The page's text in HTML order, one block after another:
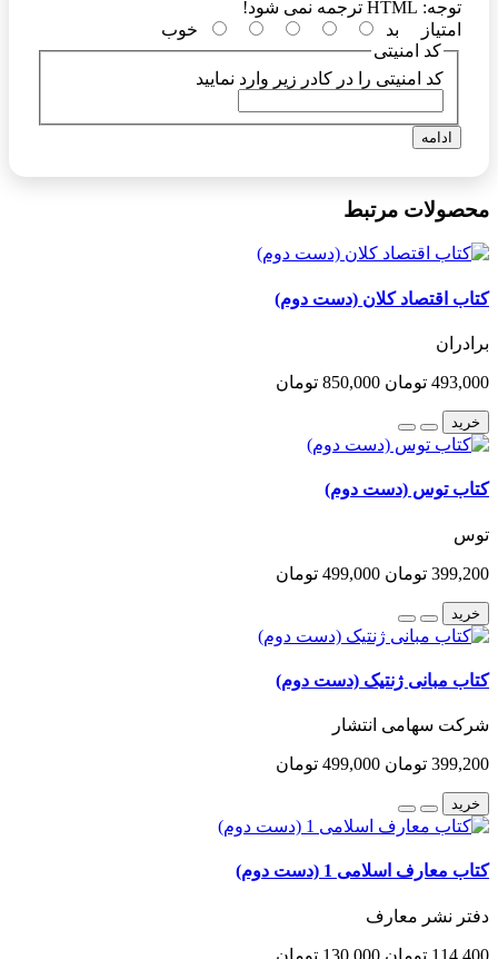
توجه:
امتیاز
بد
خوب
کد امنیتی
کد امنیتی را در کادر زیر وارد نمایید
ادامه
محصولات مرتبط
کتاب اقتصاد کلان (دست دوم)
برادران
493,000 تومان 850,000 تومان
خرید
کتاب توس (دست دوم)
توس
399,200 تومان 499,000 تومان
خرید
کتاب مبانی ژنتیک (دست دوم)
شرکت سهامی انتشار
399,200 تومان 499,000 تومان
خرید
کتاب معارف اسلامی 1 (دست دوم)
دفتر نشر معارف
114,400 تومان 130,000 تومان